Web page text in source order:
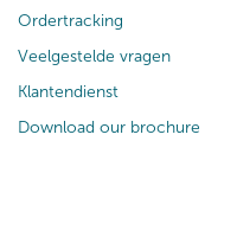
Ordertracking
Veelgestelde vragen
Klantendienst
Download our brochure